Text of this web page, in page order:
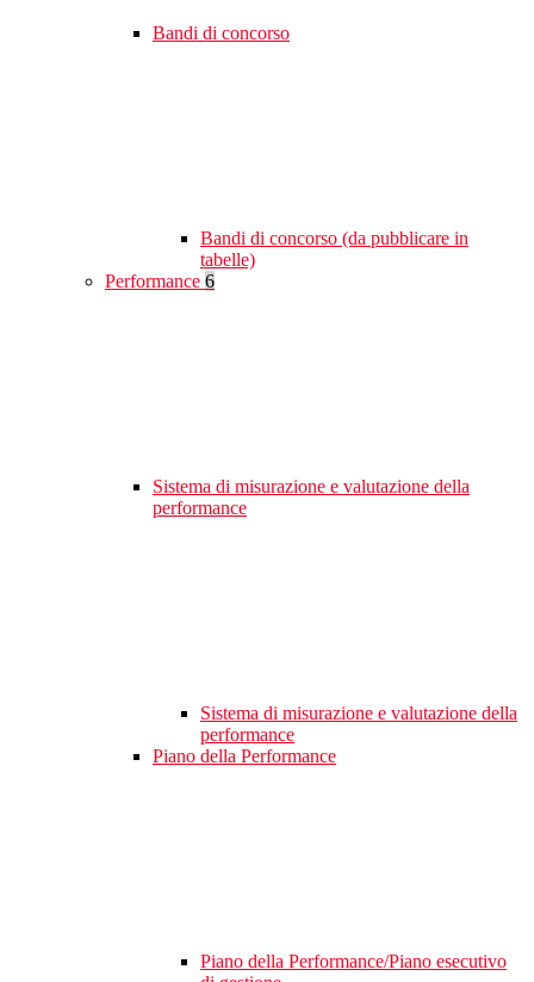
Bandi di concorso
Bandi di concorso (da pubblicare in
tabelle)
Performance 6
Sistema di misurazione e valutazione della
performance
Sistema di misurazione e valutazione della
performance
Piano della Performance
Piano della Performance/Piano esecutivo